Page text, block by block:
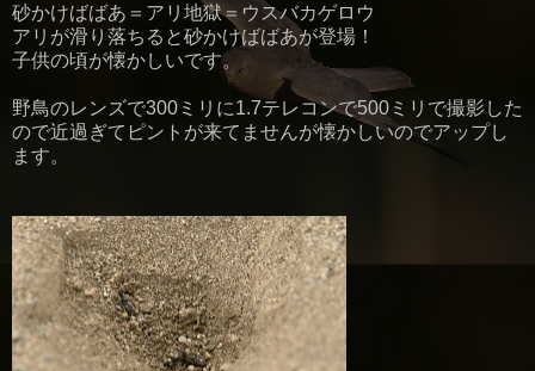
砂かけばばあ＝アリ地獄＝ウスバカゲロウ
アリが滑り落ちると砂かけばばあが登場！
子供の頃が懐かしいです。
野鳥のレンズで300ミリに1.7テレコンで500ミリで撮影した
ので近過ぎてピントが来てませんが懐かしいのでアップし
ます。